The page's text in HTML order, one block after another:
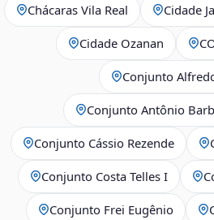
Chácaras Vila Real Cidade
Cidade Ozanan
Conjunto
Conjunto Antônio
Conjunto Cássio Rezende
Conjunto Costa Telles I
Conjunto Frei Eugênio